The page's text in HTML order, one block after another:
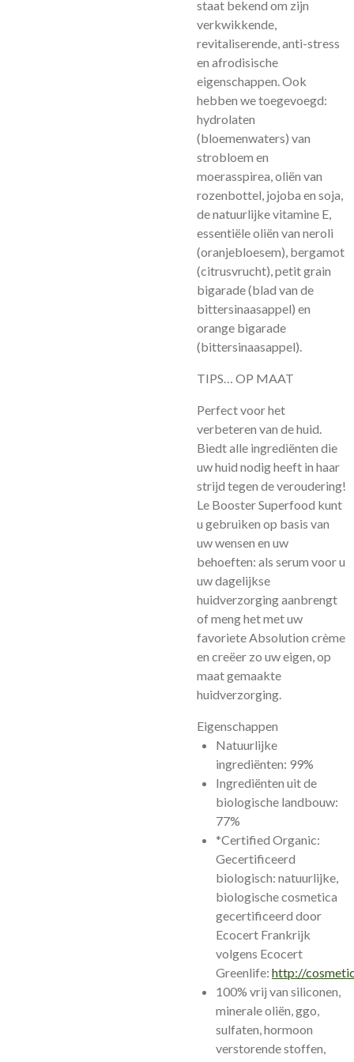
staat bekend om zijn
verkwikkende,
revitaliserende, anti-stress
en afrodisische
eigenschappen. Ook
hebben we toegevoegd:
hydrolaten
(bloemenwaters) van
strobloem en
moerasspirea, oliën van
rozenbottel, jojoba en soja,
de natuurlijke vitamine E,
essentiële oliën van neroli
(oranjebloesem), bergamot
(citrusvrucht), petit grain
bigarade (blad van de
bittersinaasappel) en
orange bigarade
(bittersinaasappel).
TIPS… OP MAAT
Perfect voor het
verbeteren van de huid.
Biedt alle ingrediënten die
uw huid nodig heeft in haar
strijd tegen de veroudering!
Le Booster Superfood kunt
u gebruiken op basis van
uw wensen en uw
behoeften: als serum voor u
uw dagelijkse
huidverzorging aanbrengt
of meng het met uw
favoriete Absolution crème
en creëer zo uw eigen, op
maat gemaakte
huidverzorging.
Eigenschappen
Natuurlijke
ingrediënten: 99%
Ingrediënten uit de
biologische landbouw:
77%
*Certified Organic:
Gecertificeerd
biologisch: natuurlijke,
biologische cosmetica
gecertificeerd door
Ecocert Frankrijk
volgens Ecocert
Greenlife: http://
100% vrij van siliconen,
minerale oliën, ggo,
sulfaten, hormoon
verstorende stoffen,